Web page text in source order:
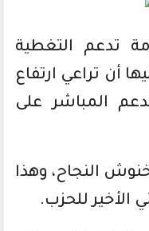
تدعم التغطية
أن تراعي ارتفاع
المباشر على
النجاح، وهذا
الأخير للحزب.